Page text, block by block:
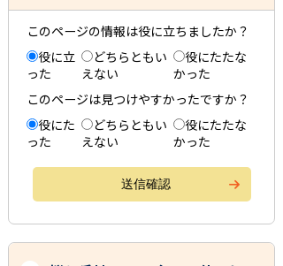
このページの情報は役に立ちましたか？
役に立
った
どちらともい
えない
役にたたな
かった
このページは見つけやすかったですか？
役にた
った
どちらともい
えない
役にたたな
かった